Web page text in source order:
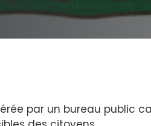
par un bureau public